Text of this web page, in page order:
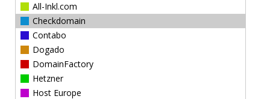
All-Inkl.com
Checkdomain
Contabo
Dogado
DomainFactory
Hetzner
Host Europe